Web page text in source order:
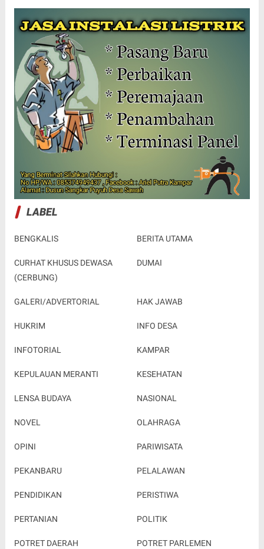
LABEL
BENGKALIS BERITA UTAMA
CURHAT KHUSUS DEWASA
(CERBUNG)
DUMAI
GALERI/ADVERTORIAL HAK JAWAB
HUKRIM INFO DESA
INFOTORIAL KAMPAR
KEPULAUAN MERANTI KESEHATAN
LENSA BUDAYA NASIONAL
NOVEL OLAHRAGA
OPINI PARIWISATA
PEKANBARU PELALAWAN
PENDIDIKAN PERISTIWA
PERTANIAN POLITIK
POTRET DAERAH POTRET PARLEMEN